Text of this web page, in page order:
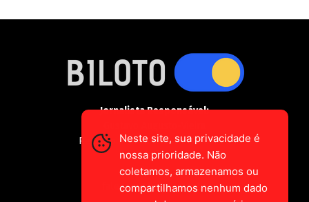
Jornalista Responsável:
Registro Profissional MTE 2589/CE
falecom@biloto.com.br
Neste site, sua privacidade é
nossa prioridade. Não
coletamos, armazenamos ou
compartilhamos nenhum dado